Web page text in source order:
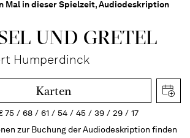
Mal in dieser Spielzeit,Audiodeskription
UND GRETEL
Humperdinck
Karten
75 68 61 54 45 39 29
17
zur Buchung der Audiodeskription finden